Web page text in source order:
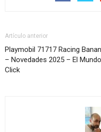
Artículo anterior
Playmobil 71717 Racing
– Novedades 2025 – El Mundo
Click